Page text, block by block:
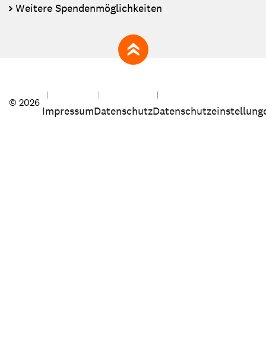
Weitere Spendenmöglichkeiten
zum Seitenanfang
© 2026
ImpressumDatenschutz